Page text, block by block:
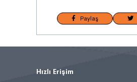
Paylaş
Hızlı Erişim